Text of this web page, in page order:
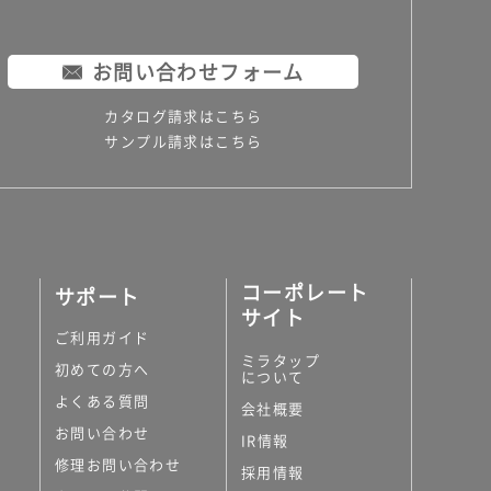
お問い合わせフォーム
カタログ請求はこちら
サンプル請求はこちら
サポート
ご利用ガイド
初めての方へ
よくある質問
お問い合わせ
修理お問い合わせ
コーポレート
サイト
ミラタップ
について
会社概要
IR情報
採用情報